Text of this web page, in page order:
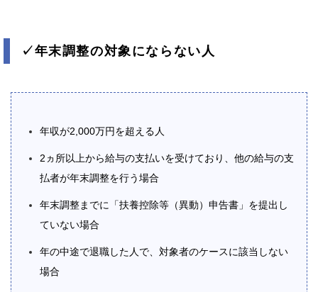
✓年末調整の対象にならない人
年収が2,000万円を超える人
2ヵ所以上から給与の支払いを受けており、他の給与の支
払者が年末調整を行う場合
年末調整までに「扶養控除等（異動）申告書」を提出し
ていない場合
年の中途で退職した人で、対象者のケースに該当しない
場合